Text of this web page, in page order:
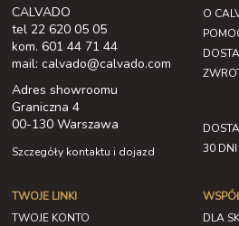
CALVADO
tel 22 620 05 05
kom. 601 44 71 44
mail: calvado@calvado.com
Adres showroomu
Graniczna 4
00-130 Warszawa
Szczegóły kontaktu i dojazd
O
30
TWOJE LINKI
TWOJE KONTO
DLA